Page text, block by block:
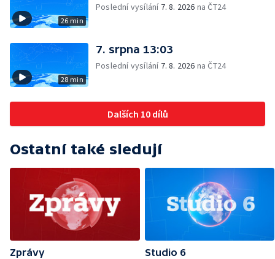
26 min
Poslední vysílání 7. 8. 2026 na ČT24
28 min
7. srpna 13:03
Poslední vysílání 7. 8. 2026 na ČT24
Dalších 10 dílů
Ostatní také sledují
Zprávy
Studio 6